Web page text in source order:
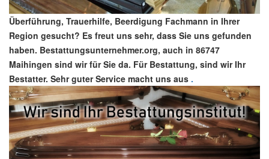
Überführung, Trauerhilfe, Beerdigung Fachmann in Ihrer
Region gesucht? Es freut uns sehr, dass Sie uns gefunden
haben. Bestattungsunternehmer.org, auch in 86747
Maihingen sind wir für Sie da. Für Bestattung, sind wir Ihr
Bestatter. Sehr guter Service macht uns aus .